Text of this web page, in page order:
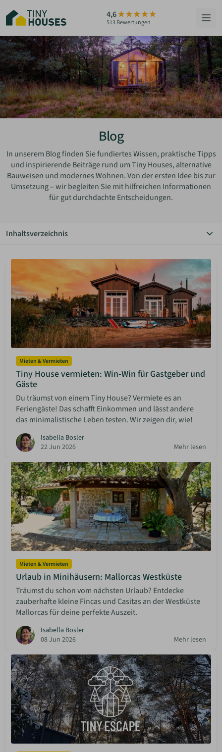
Hauptinhalt
springen
4,6
513 Bewertungen
HÄUSER
BERATUNG
GRUNDSTÜCKE
ÜBER UNS
ZUM HAUS-FINDER
MERKLISTE
Blog
In unserem Blog finden Sie fundiertes Wissen, praktische Tipps
und inspirierende Beiträge rund um Tiny Houses, alternative
Bauweisen und modernes Wohnen. Von der ersten Idee bis zur
Umsetzung – wir begleiten Sie mit hilfreichen Informationen
für gut durchdachte Entscheidungen.
Inhaltsverzeichnis
Autarkie
Community
Einrichtung
Grundstücke
Haus & Garten
Hauskauf
Inspiration
Mieten & Vermieten
Minimalismus
Rechtliches
Solaranlagen
Sparen
Mieten & Vermieten
Tiny House vermieten: Win-Win für Gastgeber und
Gäste
Du träumst von einem Tiny House? Vermiete es an
Feriengäste! Das schafft Einkommen und lässt andere
das minimalistische Leben testen. Wir zeigen dir, wie!
Isabella Bosler
22 Jun 2026
Mehr lesen
Mieten & Vermieten
Urlaub in Minihäusern: Mallorcas Westküste
Träumst du schon vom nächsten Urlaub? Entdecke
zauberhafte kleine Fincas und Casitas an der Westküste
Mallorcas für deine perfekte Auszeit.
Isabella Bosler
08 Jun 2026
Mehr lesen